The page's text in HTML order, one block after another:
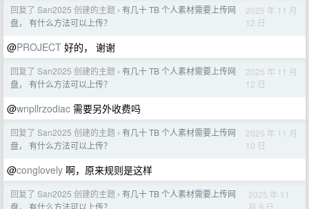
回复了 San2025 创建的主题 › 有几十 TB 个人素材需要上传网
盘， 有什么方法可以上传？
2025 年 11 月
12 日
@PROJECT 好的， 谢谢
回复了 San2025 创建的主题 › 有几十 TB 个人素材需要上传网
盘， 有什么方法可以上传？
2025 年 11 月
12 日
@wnpllrzodiac 需要另外收费吗
回复了 San2025 创建的主题 › 有几十 TB 个人素材需要上传网
盘， 有什么方法可以上传？
2025 年 11 月
10 日
@conglovely 啊，原来规则是这样
回复了 San2025 创建的主题 › 有几十 TB 个人素材需要上传网
盘， 有什么方法可以上传？
2025 年 11
月 9 日